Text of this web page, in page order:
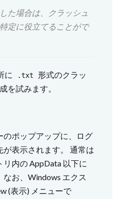
た場合は、クラッシュ
定に役立てることがで
に .txt
形式のクラッ
を試みます。
のポップアップに、ログ
が表示されます。 通常は
内の AppData 以下に
お、Windows エクス
(表示) メニューで